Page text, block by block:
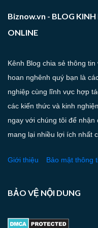
Biznow.vn - BLOG
ONLINE
Kênh Blog chia sẻ thông
hoan nghênh quý bạn là
nghiệp cùng lĩnh vực hợp
các kiến thức và kinh
ngay với chúng tôi để
mang lại nhiều lợi ích nhất
Giới thiệu Bảo mật thông
BẢO VỆ NỘI DUNG